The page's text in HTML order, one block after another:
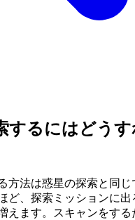
するにはどう
方法は惑星の探索と同
ど、探索ミッションに出
えます。スキャンをする